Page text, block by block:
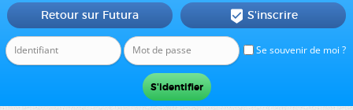
Se souvenir de moi ?
Retour sur Futura  S'inscrire